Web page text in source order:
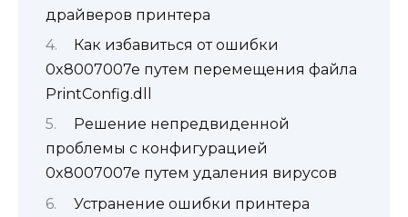
драйверов принтера
Как избавиться от ошибки
0x8007007e путем перемещения файла
PrintConfig.dll
Решение непредвиденной
проблемы с конфигурацией
0x8007007e путем удаления вирусов
Устранение ошибки принтера